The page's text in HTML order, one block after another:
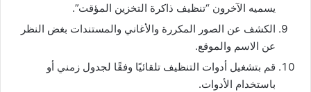
يسميه الآخرون “تنظيف ذاكرة التخزين المؤقت”.
الكشف عن الصور المكررة والأغاني والمستندات بغض النظر
عن الاسم والموقع.
قم بتشغيل أدوات التنظيف تلقائيًا وفقًا لجدول زمني أو
باستخدام الأدوات.